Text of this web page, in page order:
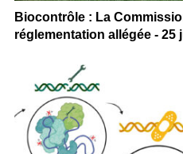
Biocontrôle : La
réglementation allégée - 25